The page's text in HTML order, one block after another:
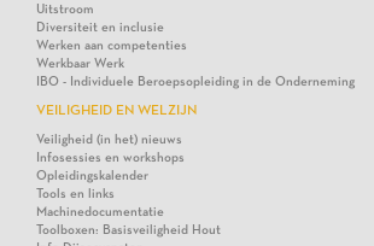
Uitstroom
Diversiteit en inclusie
Werken aan competenties
Werkbaar Werk
IBO - Individuele Beroepsopleiding in de Onderneming
VEILIGHEID EN WELZIJN
Veiligheid (in het) nieuws
Infosessies en workshops
Opleidingskalender
Tools en links
Machinedocumentatie
Toolboxen: Basisveiligheid Hout